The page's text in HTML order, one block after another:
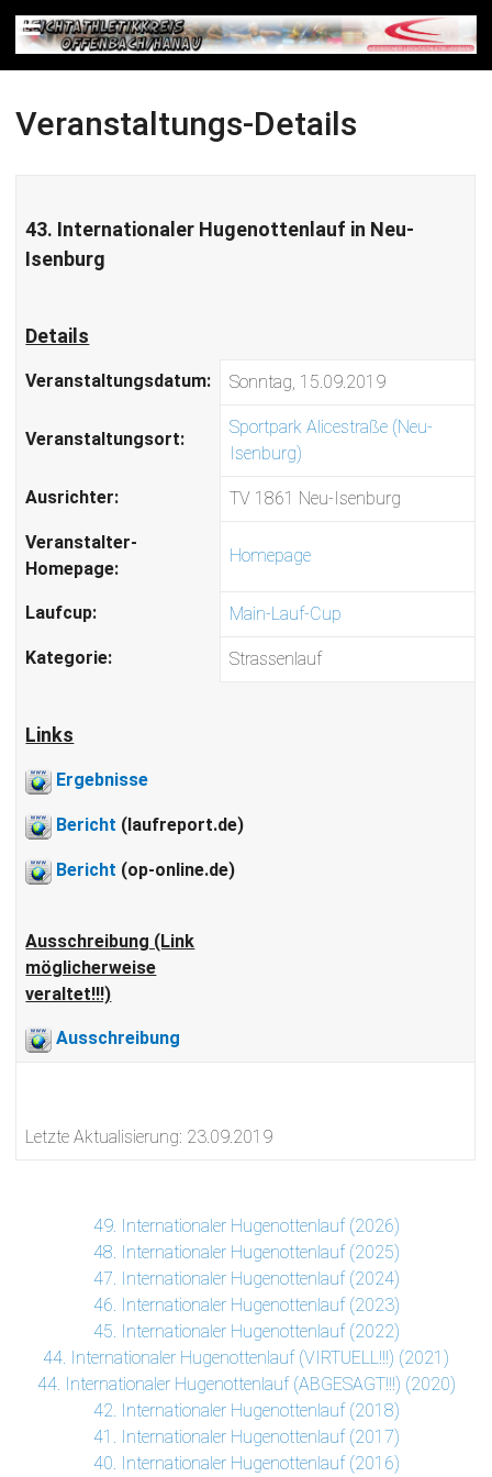
Veranstaltungs-Details
43. Internationaler Hugenottenlauf in Neu-
Isenburg
Details
Veranstaltungsdatum: Sonntag, 15.09.2019
Veranstaltungsort:
Sportpark Alicestraße (Neu-
Isenburg)
Ausrichter: TV 1861 Neu-Isenburg
Veranstalter-
Homepage:
Homepage
Laufcup: Main-Lauf-Cup
Kategorie: Strassenlauf
Links
Ergebnisse
Bericht (laufreport.de)
Bericht (op-online.de)
Ausschreibung (Link
möglicherweise
veraltet!!!)
Ausschreibung
Letzte Aktualisierung: 23.09.2019
49. Internationaler Hugenottenlauf (2026)
48. Internationaler Hugenottenlauf (2025)
47. Internationaler Hugenottenlauf (2024)
46. Internationaler Hugenottenlauf (2023)
45. Internationaler Hugenottenlauf (2022)
44. Internationaler Hugenottenlauf (VIRTUELL!!!) (2021)
44. Internationaler Hugenottenlauf (ABGESAGT!!!) (2020)
42. Internationaler Hugenottenlauf (2018)
41. Internationaler Hugenottenlauf (2017)
40. Internationaler Hugenottenlauf (2016)